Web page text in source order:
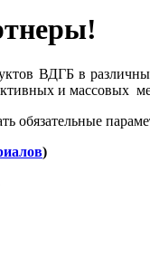
ВДГБ в
и массовых
обязательные
)